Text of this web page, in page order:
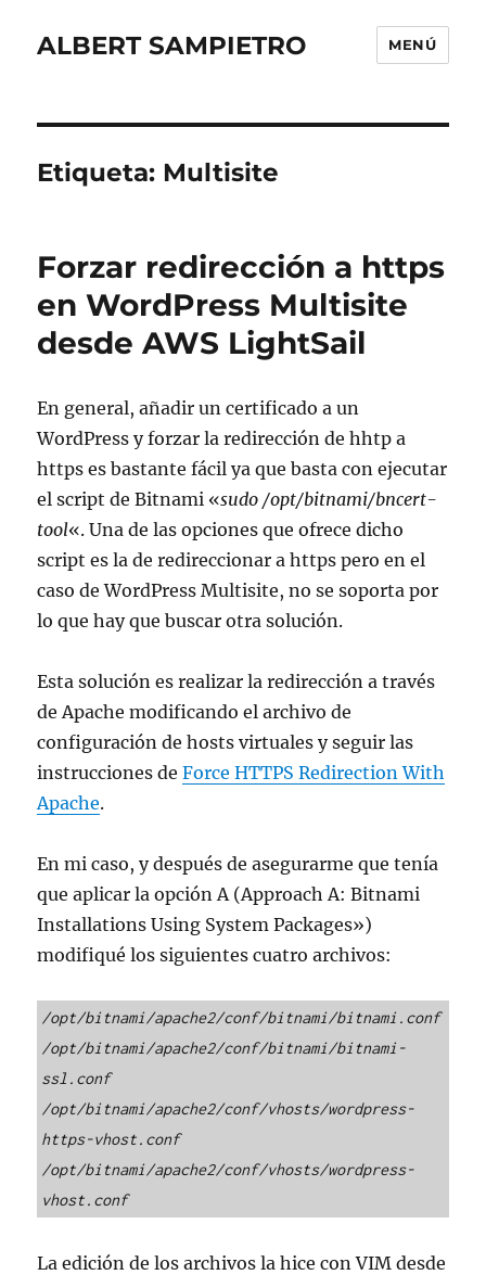
ALBERT SAMPIETRO MENÚ
Etiqueta: Multisite
Forzar redirección a https
en WordPress Multisite
desde AWS LightSail
En general, añadir un certificado a un
WordPress y forzar la redirección de hhtp a
https es bastante fácil ya que basta con ejecutar
el script de Bitnami «sudo /opt/bitnami/bncert-
tool«. Una de las opciones que ofrece dicho
script es la de redireccionar a https pero en el
caso de WordPress Multisite, no se soporta por
lo que hay que buscar otra solución.
Esta solución es realizar la redirección a través
de Apache modificando el archivo de
configuración de hosts virtuales y seguir las
instrucciones deForce HTTPS Redirection With
Apache.
En mi caso, y después de asegurarme que tenía
que aplicar la opción A (Approach A: Bitnami
Installations Using System Packages»)
modifiqué los siguientes cuatro archivos:
/opt/bitnami/apache2/conf/bitnami/bitnami.conf
/opt/bitnami/apache2/conf/bitnami/bitnami-
ssl.conf
/opt/bitnami/apache2/conf/vhosts/wordpress-
https-vhost.conf
/opt/bitnami/apache2/conf/vhosts/wordpress-
vhost.conf
La edición de los archivos la hice con VIM desde